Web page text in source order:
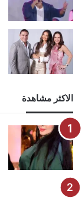
الاكثر مشاهدة